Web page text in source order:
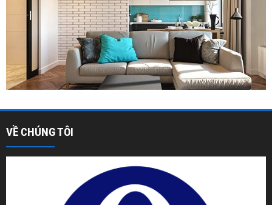
VỀ CHÚNG TÔI